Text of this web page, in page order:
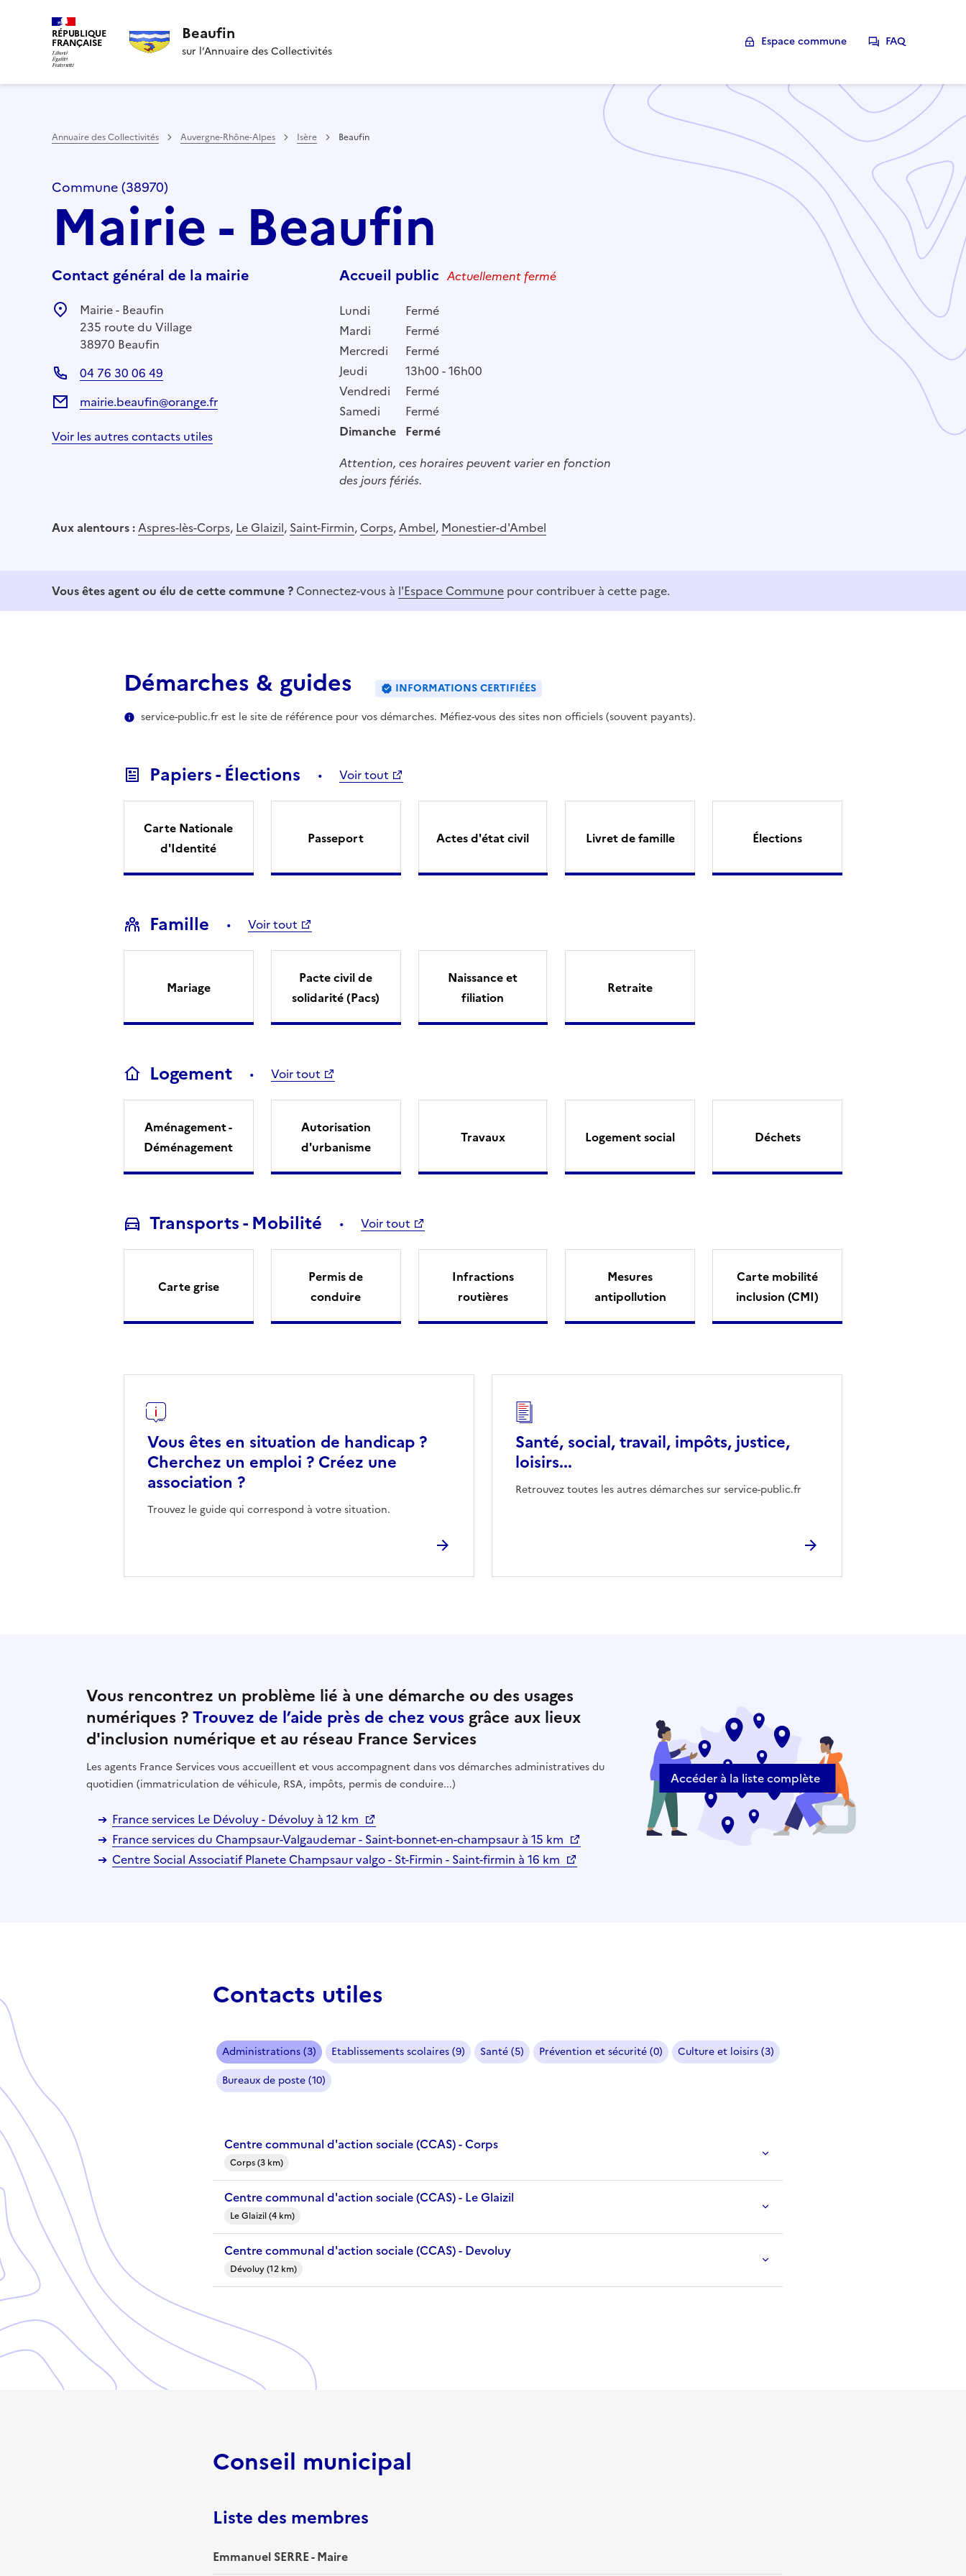
RÉPUBLIQUE
FRANÇAISE Beaufin
sur l’Annuaire des Collectivités
Espace commune FAQ
Annuaire des Collectivités Auvergne-Rhône-Alpes Isère Beaufin
Commune (38970)
Mairie - Beaufin
Contact général de la mairie
Mairie - Beaufin
235 route du Village
38970 Beaufin
04 76 30 06 49
mairie.beaufin@orange.fr
Voir les autres contacts utiles
Accueil public Actuellement fermé
Lundi
Fermé
Mardi
Fermé
Mercredi
Fermé
Jeudi
13h00 - 16h00
Vendredi
Fermé
Samedi
Fermé
Dimanche Fermé
Attention, ces horaires peuvent varier en fonction
des jours fériés.
Aux alentours :Aspres-lès-Corps, Le Glaizil, Saint-Firmin, Corps,Ambel, Monestier-d'Ambel
Vous êtes agent ou élu de cette commune ? Connectez-vous à l'Espace Commune pour contribuer à cette page.
Démarches & guides
INFORMATIONS CERTIFIÉES
service-public.fr est le site de référence pour vos démarches. Méfiez-vous des sites non officiels (souvent payants).
Papiers - Élections Voir tout
Carte Nationale
d'Identité
Passeport Actes d'état civil Livret de famille Élections
Famille Voir tout
Mariage
Pacte civil de
solidarité (Pacs)
Naissance et
filiation
Retraite
Logement Voir tout
Aménagement -
Déménagement
Autorisation
d'urbanisme
Travaux Logement social Déchets
Transports - Mobilité Voir tout
Carte grise
Permis de
conduire
Infractions
routières
Mesures
antipollution
Carte mobilité
inclusion (CMI)
Vous êtes en situation de handicap ?
Cherchez un emploi ? Créez une
association ?
Trouvez le guide qui correspond à votre situation.
Santé, social, travail, impôts, justice,
loisirs...
Retrouvez toutes les autres démarches sur service-public.fr
Vous rencontrez un problème lié à une démarche ou des usages
numériques ?Trouvez de l’aide près de chez vous grâce aux lieux
d'inclusion numérique et au réseau France Services
Les agents France Services vous accueillent et vous accompagnent dans vos démarches administratives du
quotidien (immatriculation de véhicule, RSA, impôts, permis de conduire...)
France services Le Dévoluy - Dévoluy à 12 km
France services du Champsaur-Valgaudemar - Saint-bonnet-en-champsaur à 15 km
Centre Social Associatif Planete Champsaur valgo - St-Firmin - Saint-firmin à 16 km
Accéder à la liste complète
Contacts utiles
Administrations (3) Etablissements scolaires (9) Santé (5) Prévention et sécurité (0)
Culture et loisirs (3)
Bureaux de poste (10)
Centre communal d'action sociale (CCAS) - Corps
Corps (3 km)
Centre communal d'action sociale (CCAS) - Le Glaizil
Le Glaizil (4 km)
Centre communal d'action sociale (CCAS) - Devoluy
Dévoluy (12 km)
Conseil municipal
Liste des membres
Emmanuel SERRE - Maire